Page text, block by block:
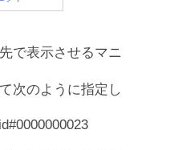
で表示させるマニ
次のように指定し